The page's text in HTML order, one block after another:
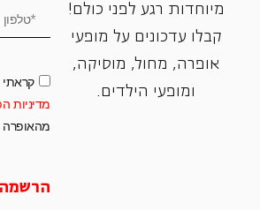
מיוחדות רגע לפני כולם!
קבלו עדכונים על מופעי
אופרה, ‏מחול, ‏מוסיקה,
ומופעי הילדים.
מדיניות
מהאופרה
הרשמה